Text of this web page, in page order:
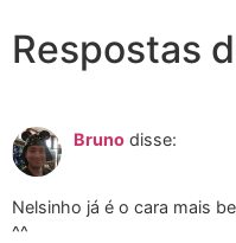
Respostas
Bruno disse:
Nelsinho já é o cara mais
^^